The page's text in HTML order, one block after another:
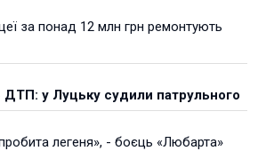
за понад 12 млн грн ремонтують
ДТП: у Луцьку судили патрульного
легеня», - боєць «Любарта»